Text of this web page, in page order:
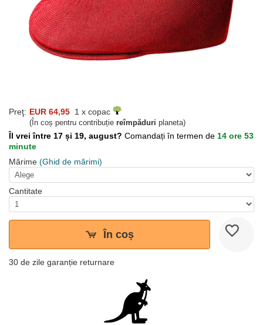
Preţ: EUR 64,95 1 x copac
(În coș pentru contribuție reîmpăduri planeta)
Îl vrei între 17 și 19, august? Comandați în termen de 14 ore 53
minute
Mărime (Ghid de mărimi)
Cantitate
În coș
30 de zile garanție returnare